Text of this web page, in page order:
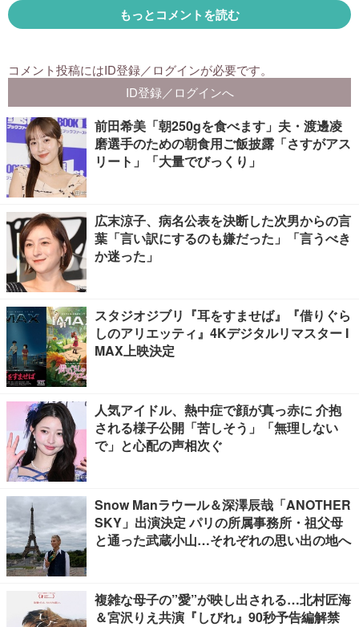
前田希美「朝250gを食べます」夫・渡邊凌
磨選手のための朝食用ご飯披露「さすがアス
リート」「大量でびっくり」
広末涼子、病名公表を決断した次男からの言
葉「言い訳にするのも嫌だった」「言うべき
か迷った」
スタジオジブリ『耳をすませば』『借りぐら
しのアリエッティ』4Kデジタルリマスター I
MAX上映決定
人気アイドル、熱中症で顔が真っ赤に 介抱
される様子公開「苦しそう」「無理しない
で」と心配の声相次ぐ
Snow Manラウール＆深澤辰哉「ANOTHER
SKY」出演決定 パリの所属事務所・祖父母
と通った武蔵小山…それぞれの思い出の地へ
複雑な母子の”愛”が映し出される…北村匠海
＆宮沢りえ共演『しびれ』90秒予告編解禁